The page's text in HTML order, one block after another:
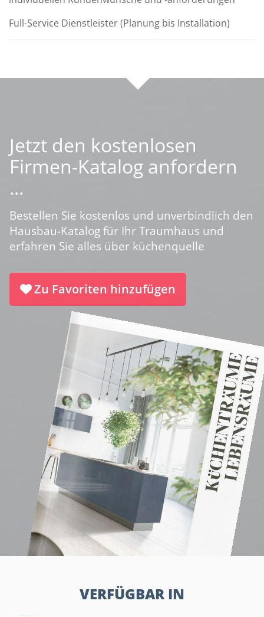
Full-Service Dienstleister (Planung bis Installation)
Jetzt den kostenlosen
Firmen-Katalog anfordern
...
Bestellen Sie kostenlos und unverbindlich den
Hausbau-Katalog für Ihr Traumhaus und
erfahren Sie alles über küchenquelle
Zu Favoriten hinzufügen
VERFÜGBAR IN